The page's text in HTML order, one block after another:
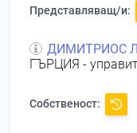
Представляващ/и:
ДИМИТРИОС
ГЪРЦИЯ -
Собственост: